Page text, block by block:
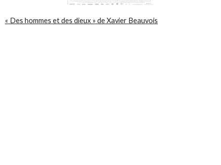
« Des hommes et des dieux » de Xavier Beauvois